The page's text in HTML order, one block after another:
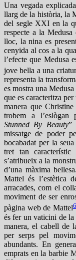
Una vegada
llarg de la història, la
del segle XXI en la
respecte a la
lloc, la nina es
cenyida al cos a la
l’efecte que Medusa
jove bella a una
representa la
es mostra una
que es caracteritza
manera que
trobem a l’eslògan
Stunned By Beauty”
missatge de poder
bocabadat per la
tret tan
s’atribueix a la
d’una màxima
Mattel és l’estètica
arracades, com el
moviment de ser
pàgina web de Mattel6
és fer un vaticini de la
manera, el cabell de
per serps pel
abundants. En
emprats en la barbie